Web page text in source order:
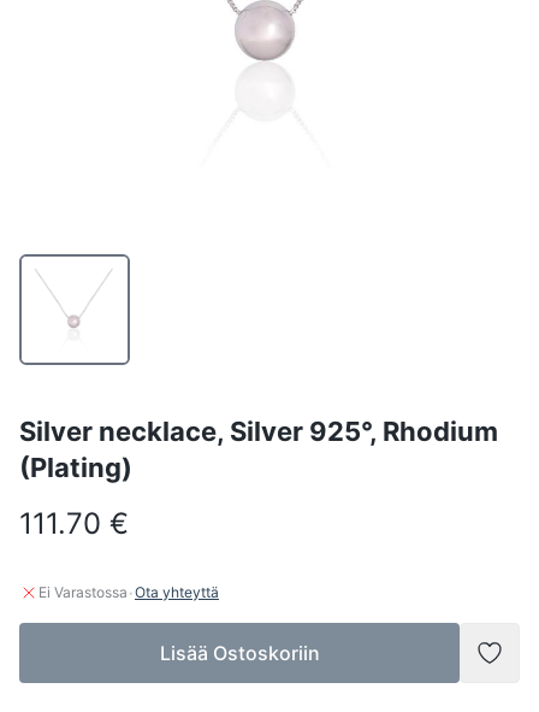
Silver necklace, Silver 925°, Rhodium
(Plating)
111.70 €
Ei Varastossa ·Ota yhteyttä
Lisää Ostoskoriin